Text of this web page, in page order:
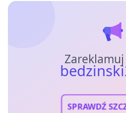
Zareklamuj
SPRAWDŹ